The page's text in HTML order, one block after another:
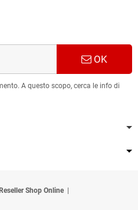
OK
A questo scopo, cerca le info di
Shop Online|